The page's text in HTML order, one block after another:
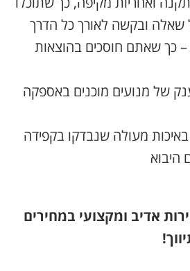
שאלה ובקשה לאורך כל הדרך
– כך שאתם חוסכים בהוצאות
של מנועים מוכנים באספקה
מעולה שנבדקו בקפידה
היבוא
אדיב ומקצועי במחירים